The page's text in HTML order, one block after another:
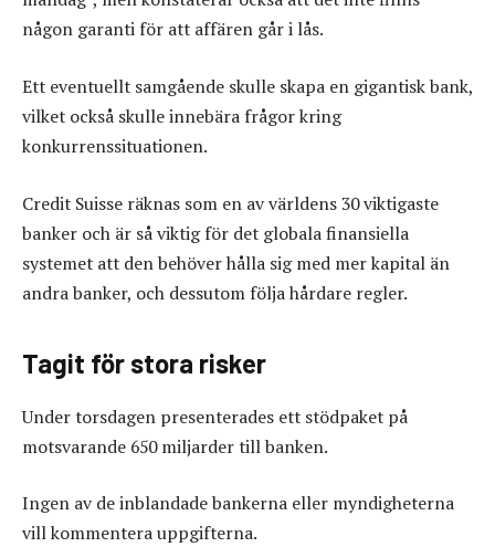
någon garanti för att affären går i lås.
Ett eventuellt samgående skulle skapa en gigantisk bank,
vilket också skulle innebära frågor kring
konkurrenssituationen.
Credit Suisse räknas som en av världens 30 viktigaste
banker och är så viktig för det globala finansiella
systemet att den behöver hålla sig med mer kapital än
andra banker, och dessutom följa hårdare regler.
Tagit för stora risker
Under torsdagen presenterades ett stödpaket på
motsvarande 650 miljarder till banken.
Ingen av de inblandade bankerna eller myndigheterna
vill kommentera uppgifterna.